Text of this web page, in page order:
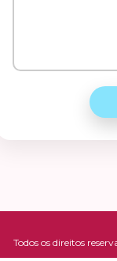
Todos os direitos